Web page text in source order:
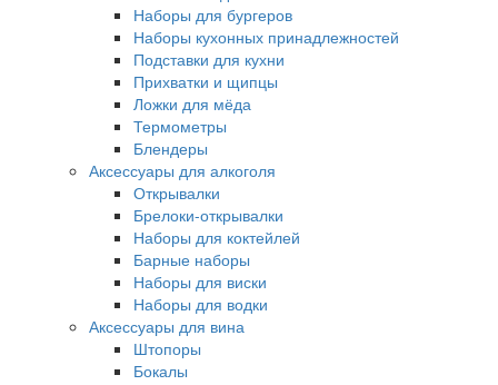
Наборы для бургеров
Наборы кухонных принадлежностей
Подставки для кухни
Прихватки и щипцы
Ложки для мёда
Термометры
Блендеры
Аксессуары для алкоголя
Открывалки
Брелоки-открывалки
Наборы для коктейлей
Барные наборы
Наборы для виски
Наборы для водки
Аксессуары для вина
Штопоры
Бокалы